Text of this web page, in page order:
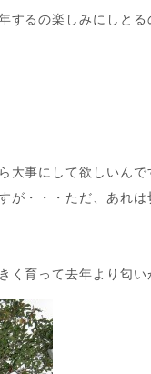
るの楽しみにしとる
大事にして欲しいん
・・・ただ、あれは
育って去年より匂い